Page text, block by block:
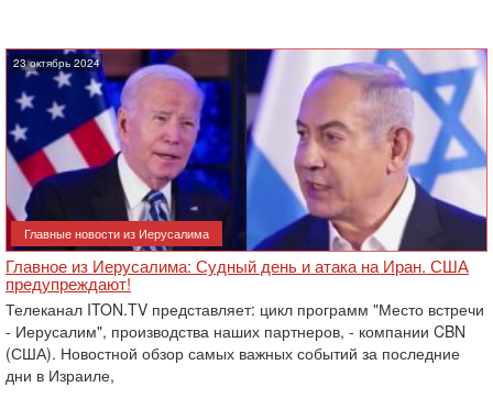
23 октябрь 2024
Главные новости из Иерусалима
Главное из Иерусалима: Судный день и атака на Иран. США
предупреждают!
Телеканал ITON.TV представляет: цикл программ "Место встречи
- Иерусалим", производства наших партнеров, - компании CBN
(США). Новостной обзор самых важных событий за последние
дни в Израиле,